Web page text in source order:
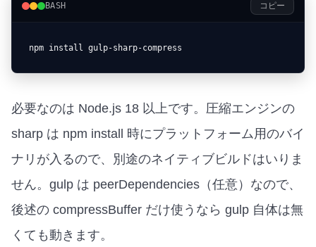
BASH コピー
npm install gulp-sharp-compress
必要なのは Node.js 18 以上です。圧縮エンジンの
sharp は npm install 時にプラットフォーム用のバイ
ナリが入るので、別途のネイティブビルドはいりま
せん。gulp は peerDependencies（任意）なので、
後述の compressBuffer だけ使うなら gulp 自体は無
くても動きます。